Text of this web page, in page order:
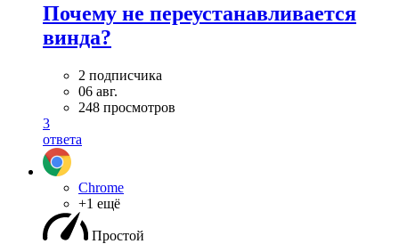
Почему не переустанавливается
винда?
2 подписчика
06 авг.
248 просмотров
3
ответа
Chrome
+1 ещё
Простой